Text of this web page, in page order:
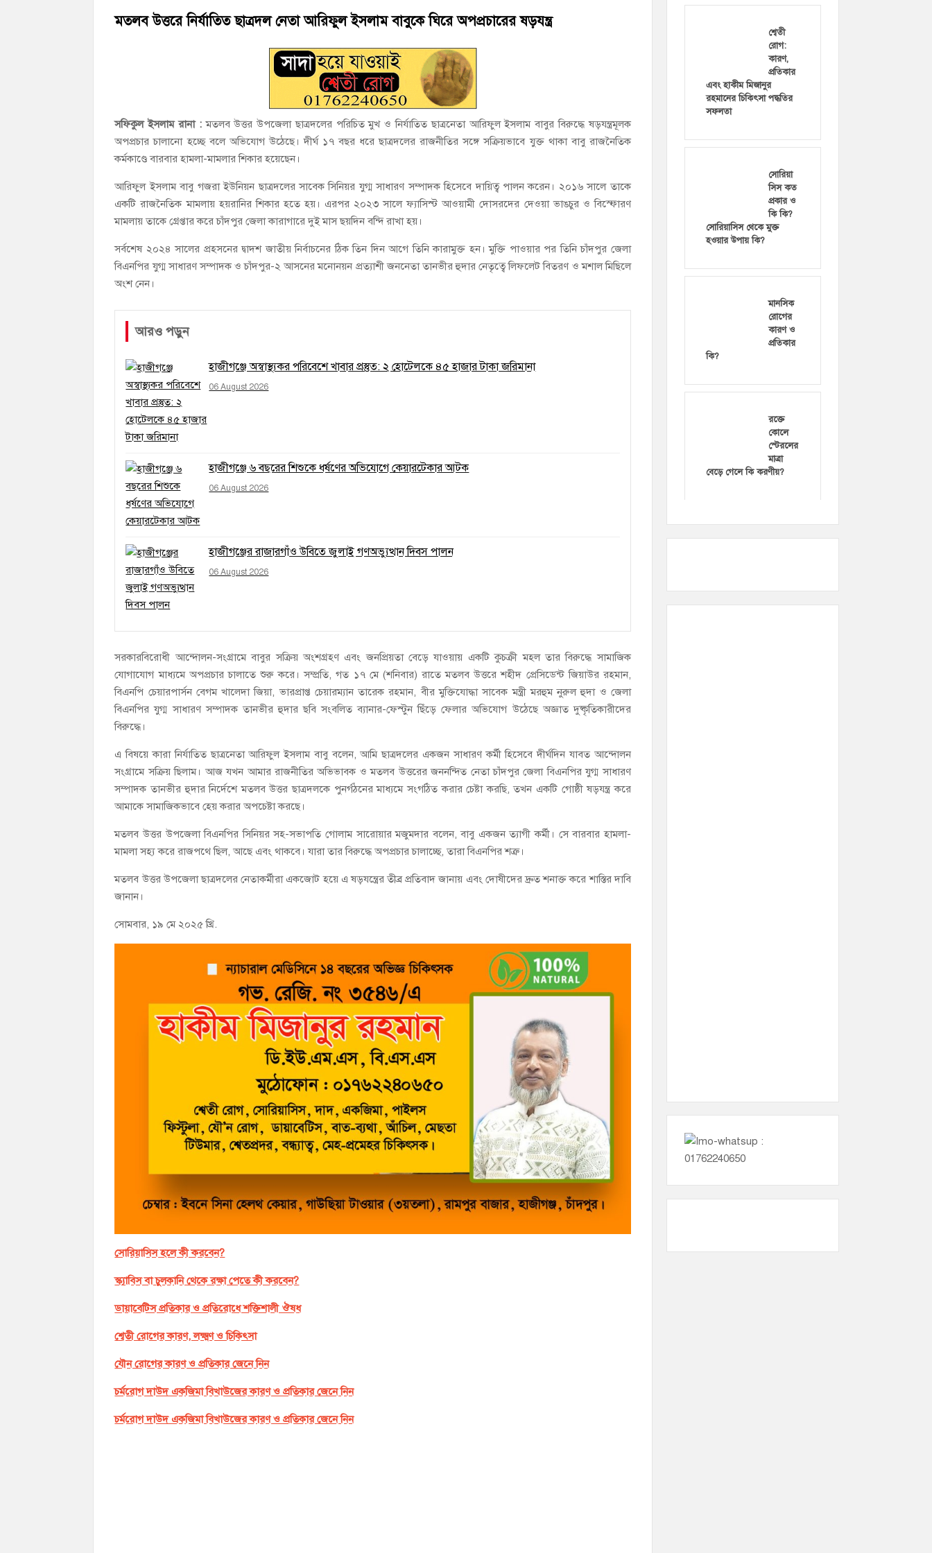
হাজীগঞ্জ ডিগ্রি কলেজ গভীর শ্রদ্ধার সঙ্গে জুলাই গণঅভ্যুত্থানের সকল শহীদকে স্মরণ
মতলব উত্তরে নির্যাতিত ছাত্রদল নেতা আরিফুল ইসলাম বাবুকে ঘিরে অপপ্রচারের ষড়যন্ত্র
সফিকুল ইসলাম রানা :মতলব উত্তর উপজেলা ছাত্রদলের পরিচিত মুখ ও নির্যাতিত ছাত্রনেতা আরিফুল ইসলাম বাবুর বিরুদ্ধে ষড়যন্ত্রমূলক
অপপ্রচার চালানো হচ্ছে বলে অভিযোগ উঠেছে। দীর্ঘ ১৭ বছর ধরে ছাত্রদলের রাজনীতির সঙ্গে সক্রিয়ভাবে যুক্ত থাকা বাবু রাজনৈতিক
কর্মকাণ্ডে বারবার হামলা-মামলার শিকার হয়েছেন।
আরিফুল ইসলাম বাবু গজরা ইউনিয়ন ছাত্রদলের সাবেক সিনিয়র যুগ্ম সাধারণ সম্পাদক হিসেবে দায়িত্ব পালন করেন। ২০১৬ সালে তাকে
একটি রাজনৈতিক মামলায় হয়রানির শিকার হতে হয়। এরপর ২০২৩ সালে ফ্যাসিস্ট আওয়ামী দোসরদের দেওয়া ভাঙচুর ও বিস্ফোরণ
মামলায় তাকে গ্রেপ্তার করে চাঁদপুর জেলা কারাগারে দুই মাস ছয়দিন বন্দি রাখা হয়।
সর্বশেষ ২০২৪ সালের প্রহসনের দ্বাদশ জাতীয় নির্বাচনের ঠিক তিন দিন আগে তিনি কারামুক্ত হন। মুক্তি পাওয়ার পর তিনি চাঁদপুর জেলা
বিএনপির যুগ্ম সাধারণ সম্পাদক ও চাঁদপুর-২ আসনের মনোনয়ন প্রত্যাশী জননেতা তানভীর হুদার নেতৃত্বে লিফলেট বিতরণ ও মশাল মিছিলে
অংশ নেন।
আরও পড়ুন
হাজীগঞ্জে অস্বাস্থ্যকর পরিবেশে খাবার প্রস্তুত: ২ হোটেলকে ৪৫ হাজার টাকা জরিমানা
06 August 2026
হাজীগঞ্জে ৬ বছরের শিশুকে ধর্ষণের অভিযোগে কেয়ারটেকার আটক
06 August 2026
হাজীগঞ্জের রাজারগাঁও উবিতে জুলাই গণঅভ্যুত্থান দিবস পালন
06 August 2026
সরকারবিরোধী আন্দোলন-সংগ্রামে বাবুর সক্রিয় অংশগ্রহণ এবং জনপ্রিয়তা বেড়ে যাওয়ায় একটি কুচক্রী মহল তার বিরুদ্ধে সামাজিক
যোগাযোগ মাধ্যমে অপপ্রচার চালাতে শুরু করে। সম্প্রতি, গত ১৭ মে (শনিবার) রাতে মতলব উত্তরে শহীদ প্রেসিডেন্ট জিয়াউর রহমান,
বিএনপি চেয়ারপার্সন বেগম খালেদা জিয়া, ভারপ্রাপ্ত চেয়ারম্যান তারেক রহমান, বীর মুক্তিযোদ্ধা সাবেক মন্ত্রী মরহুম নুরুল হুদা ও জেলা
বিএনপির যুগ্ম সাধারণ সম্পাদক তানভীর হুদার ছবি সংবলিত ব্যানার-ফেস্টুন ছিঁড়ে ফেলার অভিযোগ উঠেছে অজ্ঞাত দুষ্কৃতিকারীদের
বিরুদ্ধে।
এ বিষয়ে কারা নির্যাতিত ছাত্রনেতা আরিফুল ইসলাম বাবু বলেন, আমি ছাত্রদলের একজন সাধারণ কর্মী হিসেবে দীর্ঘদিন যাবত আন্দোলন
সংগ্রামে সক্রিয় ছিলাম। আজ যখন আমার রাজনীতির অভিভাবক ও মতলব উত্তরের জননন্দিত নেতা চাঁদপুর জেলা বিএনপির যুগ্ম সাধারণ
সম্পাদক তানভীর হুদার নির্দেশে মতলব উত্তর ছাত্রদলকে পুনর্গঠনের মাধ্যমে সংগঠিত করার চেষ্টা করছি, তখন একটি গোষ্ঠী ষড়যন্ত্র করে
আমাকে সামাজিকভাবে হেয় করার অপচেষ্টা করছে।
মতলব উত্তর উপজেলা বিএনপির সিনিয়র সহ-সভাপতি গোলাম সারোয়ার মজুমদার বলেন, বাবু একজন ত্যাগী কর্মী। সে বারবার হামলা-
মামলা সহ্য করে রাজপথে ছিল, আছে এবং থাকবে। যারা তার বিরুদ্ধে অপপ্রচার চালাচ্ছে, তারা বিএনপির শত্রু।
মতলব উত্তর উপজেলা ছাত্রদলের নেতাকর্মীরা একজোট হয়ে এ ষড়যন্ত্রের তীব্র প্রতিবাদ জানায় এবং দোষীদের দ্রুত শনাক্ত করে শাস্তির দাবি
জানান।
সোমবার, ১৯ মে ২০২৫ খ্রি.
সোরিয়াসিস হলে কী করবেন?
স্ক্যাবিস বা চুলকানি থেকে রক্ষা পেতে কী করবেন?
ডায়াবেটিস প্রতিকার ও প্রতিরোধে শক্তিশালী ঔষধ
শ্বেতী রোগের কারণ, লক্ষ্মণ ও চিকিৎসা
যৌন রোগের কারণ ও প্রতিকার জেনে নিন
চর্মরোগ দাউদ একজিমা বিখাউজের কারণ ও প্রতিকার জেনে নিন
চর্মরোগ দাউদ একজিমা বিখাউজের কারণ ও প্রতিকার জেনে নিন
শ্বেতী
রোগ:
কারণ,
প্রতিকার
এবং হাকীম মিজানুর
রহমানের চিকিৎসা পদ্ধতির
সফলতা
সোরিয়া
সিস কত
প্রকার ও
কি কি?
সোরিয়াসিস থেকে মুক্ত
হওয়ার উপায় কি?
মানসিক
রোগের
কারণ ও
প্রতিকার
কি?
রক্তে
কোলে
স্টেরলের
মাত্রা
বেড়ে গেলে কি করণীয়?